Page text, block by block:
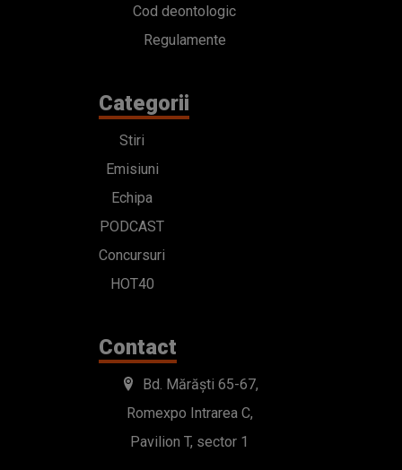
Cod deontologic
Regulamente
Categorii
Stiri
Emisiuni
Echipa
PODCAST
Concursuri
HOT40
Contact
Bd. Mărăști 65-67,
Romexpo Intrarea C,
Pavilion T, sector 1